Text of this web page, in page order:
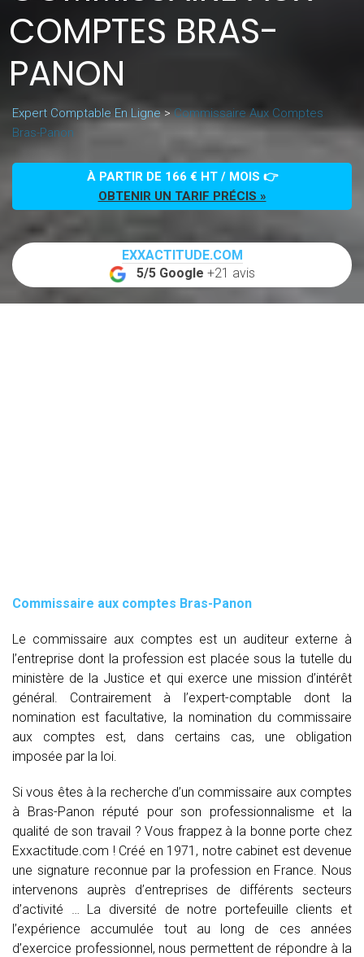
COMPTES BRAS-
PANON
Expert Comptable En Ligne>Commissaire Aux Comptes
Bras-Panon
À PARTIR DE 166 € HT / MOIS 👉
OBTENIR UN TARIF PRÉCIS »
EXXACTITUDE.COM
5/5 Google +21 avis
Commissaire aux comptes Bras-Panon
Le commissaire aux comptes est un auditeur externe à
l’entreprise dont la profession est placée sous la tutelle du
ministère de la Justice et qui exerce une mission d’intérêt
général. Contrairement à l’expert-comptable dont la
nomination est facultative, la nomination du commissaire
aux comptes est, dans certains cas, une obligation
imposée par la loi.
Si vous êtes à la recherche d’un commissaire aux comptes
à Bras-Panon réputé pour son professionnalisme et la
qualité de son travail ? Vous frappez à la bonne porte chez
Exxactitude.com ! Créé en 1971, notre cabinet est devenue
une signature reconnue par la profession en France. Nous
intervenons auprès d’entreprises de différents secteurs
d’activité … La diversité de notre portefeuille clients et
l’expérience accumulée tout au long de ces années
d’exercice professionnel, nous permettent de répondre à la